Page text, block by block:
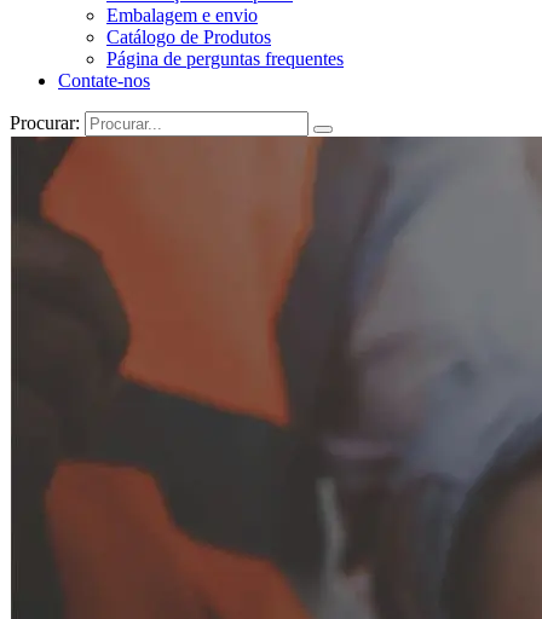
Embalagem e envio
Catálogo de Produtos
Página de perguntas frequentes
Contate-nos
Procurar: